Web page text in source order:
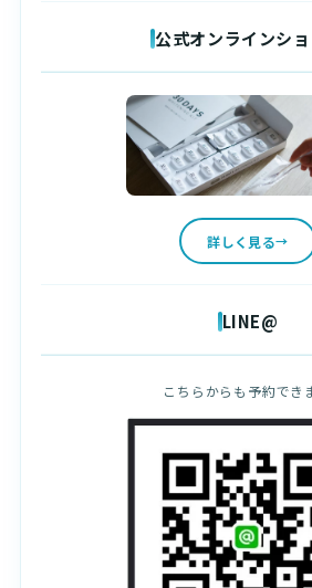
公式オンラインシ
詳しく見る
LINE@
こちらからも予約でき